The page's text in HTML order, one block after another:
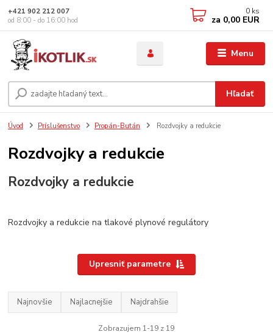
Menu
Hľadať
+421 902 212 007
od 8:00 - do 16:00 hod
0 ks
za 0,00 EUR
Úvod Príslušenstvo Propán-Bután Rozdvojky a redukcie
Rozdvojky a redukcie
Rozdvojky a redukcie
Rozdvojky a redukcie na tlakové plynové regulátory
Upresniť parametre
Najnovšie Najlacnejšie Najdrahšie
Zobrazujem 1-19 z 19